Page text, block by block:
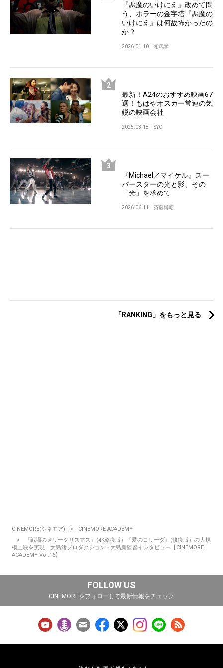
『悪魔のいけにえ』改めて問
う、ホラーの金字塔『悪魔の
いけにえ』は何故怖かったの
か？
2026.01.10 相馬学
最新！A24のおすすめ映画67
選！もはやオスカー常連の気
鋭の映画会社
2025.03.18 SYO
『Michael／マイケル』スー
パースターの光と影、その
「光」を求めて
2026.06.11 斉藤博昭
「RANKING」をもっと見る
CINEMORE(シネモア)
CINEMORE ACADEMY
『戦場のメリークリスマス』(4K修復版）『愛のコリーダ』(修復版）の大規
模上映を実現 大島渚プロダクション・大島新監督インタビュー【CINEMORE
ACADEMY Vol.16】
FOLLOW US
CINEMOREをフォローして最新情報をチェック